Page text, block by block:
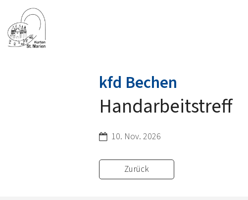
kfd Bechen
Handarbeitstreff
Datum:10. Nov. 2026
Zurück